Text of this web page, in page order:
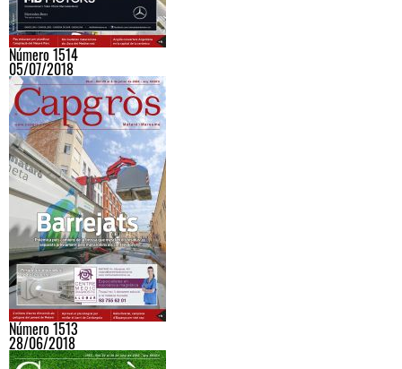
Número 1514
05/07/2018
Número 1513
28/06/2018